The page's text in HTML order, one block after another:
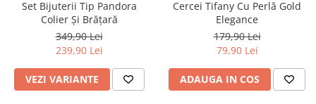
Set Bijuterii Tip Pandora
Colier Și Brățară
349,90 Lei
239,90 Lei
VEZI VARIANTE
Cercei Tifany Cu Perlă Gold
Elegance
179,90 Lei
79,90 Lei
ADAUGA IN COS